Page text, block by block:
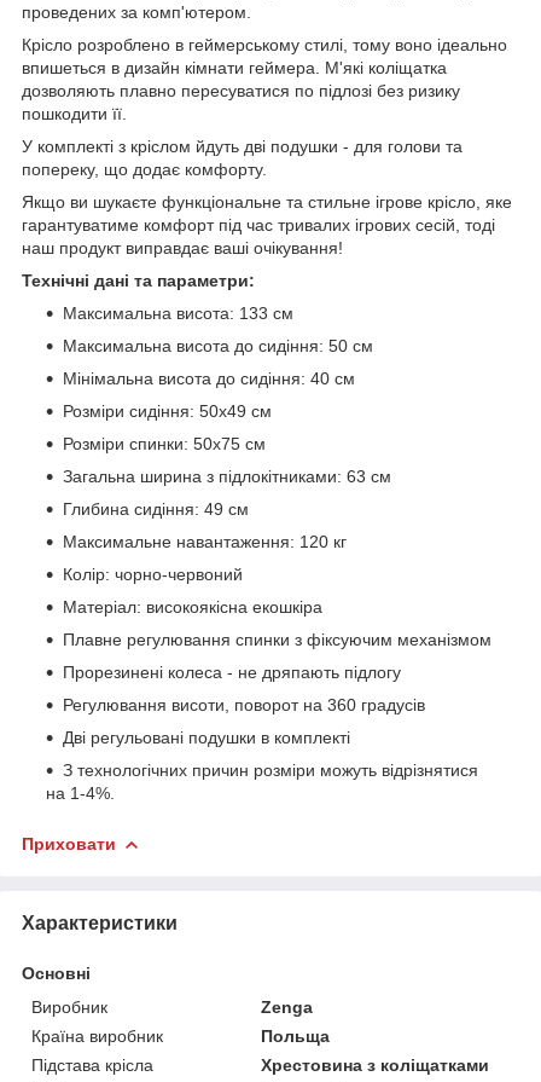
проведених за комп'ютером.
Крісло розроблено в геймерському стилі, тому воно ідеально
впишеться в дизайн кімнати геймера. М'які коліщатка
дозволяють плавно пересуватися по підлозі без ризику
пошкодити її.
У комплекті з кріслом йдуть дві подушки - для голови та
попереку, що додає комфорту.
Якщо ви шукаєте функціональне та стильне ігрове крісло, яке
гарантуватиме комфорт під час тривалих ігрових сесій, тоді
наш продукт виправдає ваші очікування!
Технічні дані та параметри:
Максимальна висота: 133 см
Максимальна висота до сидіння: 50 см
Мінімальна висота до сидіння: 40 см
Розміри сидіння: 50x49 см
Розміри спинки: 50х75 см
Загальна ширина з підлокітниками: 63 см
Глибина сидіння: 49 см
Максимальне навантаження: 120 кг
Колір: чорно-червоний
Матеріал: високоякісна екошкіра
Плавне регулювання спинки з фіксуючим механізмом
Прорезинені колеса - не дряпають підлогу
Регулювання висоти, поворот на 360 градусів
Дві регульовані подушки в комплекті
З технологічних причин розміри можуть відрізнятися
на 1-4%.
Приховати
Характеристики
Основні
Виробник
Zenga
Країна виробник
Польща
Підстава крісла
Хрестовина з коліщатками